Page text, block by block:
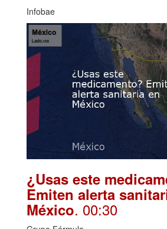
Infobae
¿Usas este
Emiten alerta
México. 00:30